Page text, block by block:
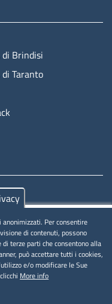
Brindisi
Taranto
Per consentire
di contenuti, possono
terze parti che consentono alla
può accettare tutti i cookies,
e/o modificare le Sue
More info